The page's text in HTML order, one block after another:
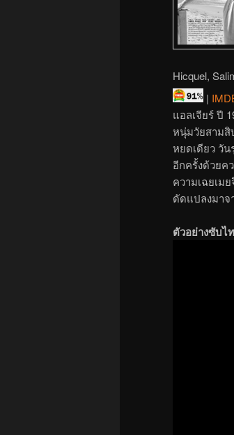
Hicquel,
|
แอลเจียร์ ปี
หนุ่มวัยสามสิ
หยดเดียว วั
อีกครั้งด้วยค
ความเฉยเม
ดัดแปลงมาจ
ตัวอย่างซับไ